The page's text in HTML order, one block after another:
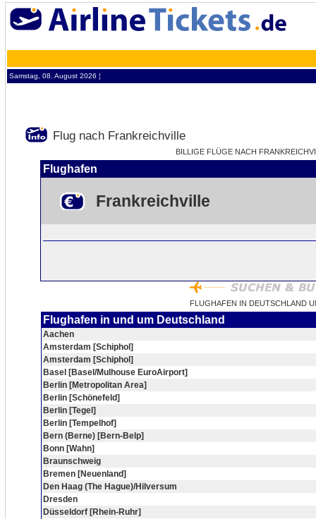
Samstag, 08. August 2026 ¦
Flug nach Frankreichville
BILLIGE FLÜGE NACH
Flughafen
Frankreichville
FLUGHAFEN IN DEUTSCHLAND
Flughafen in und um Deutschland
Aachen
Amsterdam [Schiphol]
Amsterdam [Schiphol]
Basel [Basel/Mulhouse EuroAirport]
Berlin [Metropolitan Area]
Berlin [Schönefeld]
Berlin [Tegel]
Berlin [Tempelhof]
Bern (Berne) [Bern-Belp]
Bonn [Wahn]
Braunschweig
Bremen [Neuenland]
Den Haag (The Hague)/Hilversum
Dresden
Düsseldorf [Rhein-Ruhr]